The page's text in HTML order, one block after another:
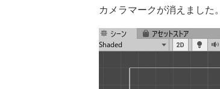
カメラマークが消えました。